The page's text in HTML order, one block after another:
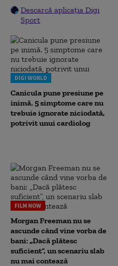
Descarcă aplicația Digi
Sport
DIGI WORLD
Canicula pune presiune pe
inimă. 5 simptome care nu
trebuie ignorate niciodată,
potrivit unui cardiolog
FILM NOW
Morgan Freeman nu se
ascunde când vine vorba de
bani: „Dacă plătesc
suficient”, un scenariu slab
nu mai contează